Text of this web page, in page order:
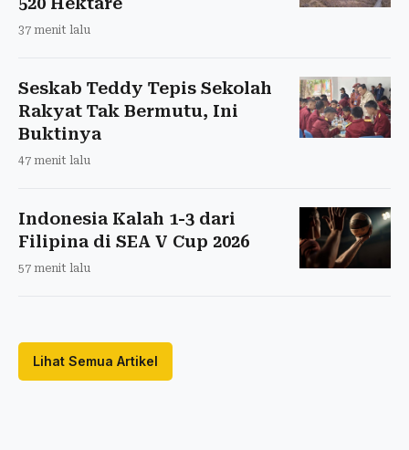
37 menit lalu
Seskab Teddy Tepis Sekolah
Rakyat Tak Bermutu, Ini
Buktinya
47 menit lalu
Indonesia Kalah 1-3 dari
Filipina di SEA V Cup 2026
57 menit lalu
Lihat Semua Artikel